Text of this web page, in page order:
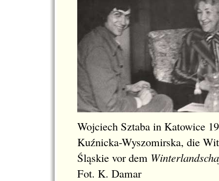
Wojciech Sztaba in Katowice
Kuźnicka-Wyszomirska, die
Śląskie vor dem
Fot. K. Damar